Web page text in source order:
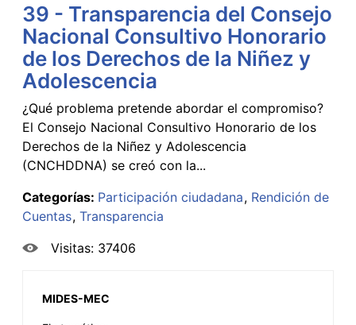
39 - Transparencia del Consejo
Nacional Consultivo Honorario
de los Derechos de la Niñez y
Adolescencia
¿Qué problema pretende abordar el compromiso?
El Consejo Nacional Consultivo Honorario de los
Derechos de la Niñez y Adolescencia
(CNCHDDNA) se creó con la...
Categorías: Participación ciudadana Rendición de
Cuentas Transparencia
Visitas: 37406
MIDES-MEC